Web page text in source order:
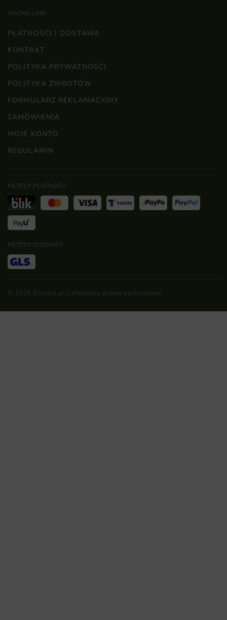
WAŻNE LINKI
PŁATNOŚCI I DOSTAWA
KONTAKT
POLITYKA PRYWATNOŚCI
POLITYKA ZWROTÓW
FORMULARZ REKLAMACYJNY
ZAMÓWIENIA
MOJE KONTO
REGULAMIN
METODY PŁATNOŚCI
METODY DOSTAWY
© 2026 Dimuro.pl | Wszelkie prawa zastrzeżone